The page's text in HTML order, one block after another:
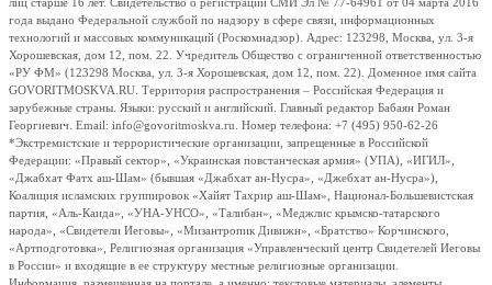
года выдано Федеральной службой по надзору в сфере связи, информационных
технологий и массовых коммуникаций (Роскомнадзор). Адрес: 123298, Москва, ул. 3-я
Хорошевская, дом 12, пом. 22. Учредитель Общество с ограниченной ответственностью
«РУ ФМ» (123298 Москва, ул. 3-я Хорошевская, дом 12, пом. 22). Доменное имя сайта
GOVORITMOSKVA.RU. Территория распространения – Российская Федерация и
зарубежные страны. Языки: русский и английский. Главный редактор Бабаян Роман
Георгиевич. Email: info@govoritmoskva.ru. Номер телефона: +7 (495) 950-62-26
*Экстремистские и террористические организации, запрещенные в Российской
Федерации: «Правый сектор», «Украинская повстанческая армия» (УПА), «ИГИЛ»,
«Джабхат Фатх аш-Шам» (бывшая «Джабхат ан-Нусра», «Джебхат ан-Нусра»),
Коалиция исламских группировок «Хайят Тахрир аш-Шам», Национал-Большевистская
партия, «Аль-Каида», «УНА-УНСО», «Талибан», «Меджлис крымско-татарского
народа», «Свидетели Иеговы», «Мизантропик Дивижн», «Братство» Корчинского,
«Артподготовка», Религиозная организация «Управленческий центр Свидетелей Иеговы
в России» и входящие в ее структуру местные религиозные организации.